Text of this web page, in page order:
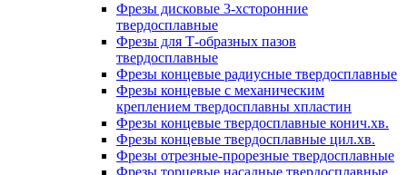
Фрезы дисковые 3-хсторонние
твердосплавные
Фрезы для Т-образных пазов
твердосплавные
Фрезы концевые радиусные твердосплавные
Фрезы концевые с механическим
креплением твердосплавны хпластин
Фрезы концевые твердосплавные конич.хв.
Фрезы концевые твердосплавные цил.хв.
Фрезы отрезные-прорезные твердосплавные
Фрезы торцевые насадные твердосплавные